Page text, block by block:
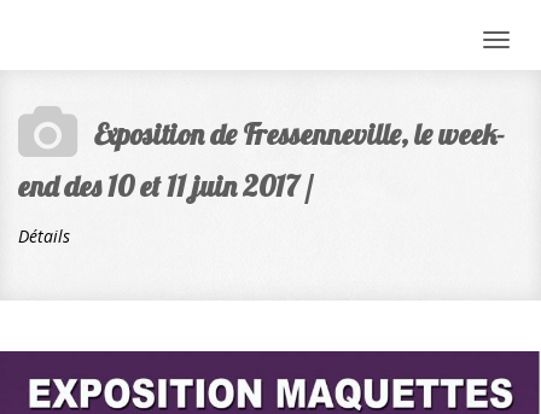
Exposition de Fressenneville, le week-
end des 10 et 11 juin 2017 /
Détails